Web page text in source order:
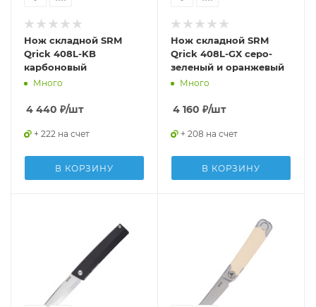
Нож складной SRM
Qrick 408L-KB
карбоновый
Много
4 440 ₽/шт
+ 222 на счет
В КОРЗИНУ
Нож складной SRM
Qrick 408L-GX серо-
зеленый и оранжевый
Много
4 160 ₽/шт
+ 208 на счет
В КОРЗИНУ